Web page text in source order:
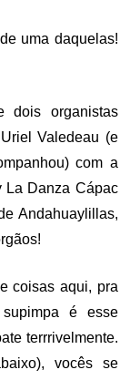
uma daquelas!
dois organistas
Valedeau (e
com a
La Danza Cápac
Andahuaylillas,
coisas aqui, pra
é esse
terrrivelmente.
vocês se